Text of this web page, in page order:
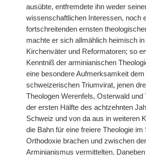
ausübte, entfremdete ihn weder
wissenschaftlichen Interessen, noch
fortschreitenden ernsten
machte er sich allmählich heimisch
Kirchenväter und Reformatoren; so
Kenntniß der arminianischen
eine besondere Aufmerksamkeit
schweizerischen Triumvirat, jenen
Theologen Werenfels, Osterwald und
der ersten Hälfte des achtzehnten
Schweiz und von da aus in weiteren
die Bahn für eine freiere Theologie im
Orthodoxie brachen und zwischen
Arminianismus vermittelten.